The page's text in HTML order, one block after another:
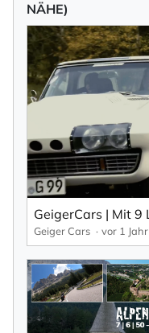
NÄHE)
Geiger Cars vor 1 Jahr